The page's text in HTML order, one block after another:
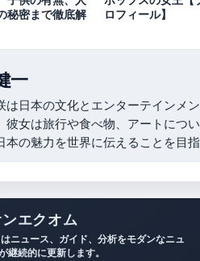
秘密まで徹底解
ロフィール】
一
は日本の文化とエンターテインメ
彼女は旅行や食べ物、アートにつ
本の魅力を世界に伝えることを目
エクオム
ニュース、ガイド、分析をモダンなニュ
継続的に更新します。